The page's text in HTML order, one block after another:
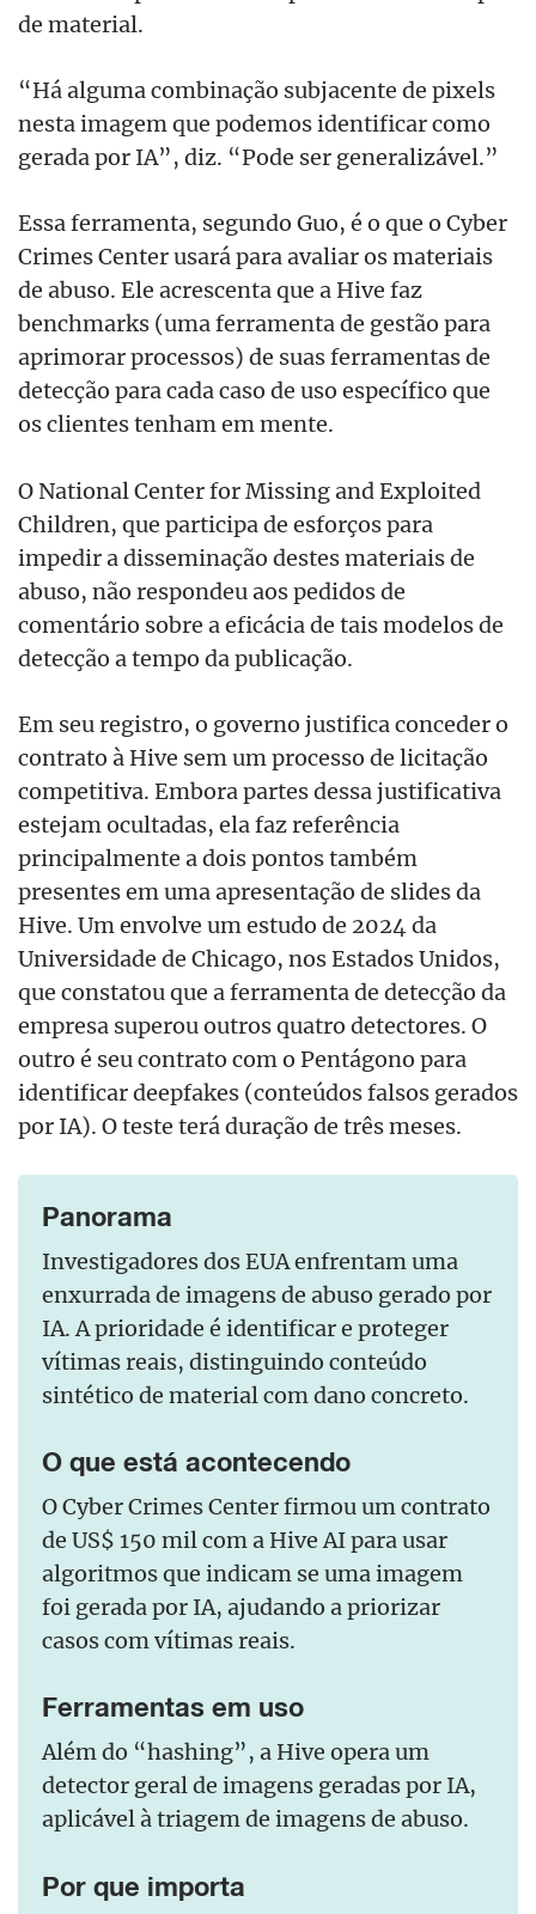
de material.
“Há alguma combinação subjacente de pixels
nesta imagem que podemos identificar como
gerada por IA”, diz. “Pode ser generalizável.”
Essa ferramenta, segundo Guo, é o que o Cyber
Crimes Center usará para avaliar os materiais
de abuso. Ele acrescenta que a Hive faz
benchmarks (uma ferramenta de gestão para
aprimorar processos) de suas ferramentas de
detecção para cada caso de uso específico que
os clientes tenham em mente.
O National Center for Missing and Exploited
Children, que participa de esforços para
impedir a disseminação destes materiais de
abuso, não respondeu aos pedidos de
comentário sobre a eficácia de tais modelos de
detecção a tempo da publicação.
Em seu registro, o governo justifica conceder o
contrato à Hive sem um processo de licitação
competitiva. Embora partes dessa justificativa
estejam ocultadas, ela faz referência
principalmente a dois pontos também
presentes em uma apresentação de slides da
Hive. Um envolve um estudo de 2024 da
Universidade de Chicago, nos Estados Unidos,
que constatou que a ferramenta de detecção da
empresa superou outros quatro detectores. O
outro é seu contrato com o Pentágono para
identificar deepfakes (conteúdos falsos gerados
por IA). O teste terá duração de três meses.
Panorama
Investigadores dos EUA enfrentam uma
enxurrada de imagens de abuso gerado por
IA. A prioridade é identificar e proteger
vítimas reais, distinguindo conteúdo
sintético de material com dano concreto.
O que está acontecendo
O Cyber Crimes Center firmou um contrato
de US$ 150 mil com a Hive AI para usar
algoritmos que indicam se uma imagem
foi gerada por IA, ajudando a priorizar
casos com vítimas reais.
Ferramentas em uso
Além do “hashing”, a Hive opera um
detector geral de imagens geradas por IA,
aplicável à triagem de imagens de abuso.
Por que importa